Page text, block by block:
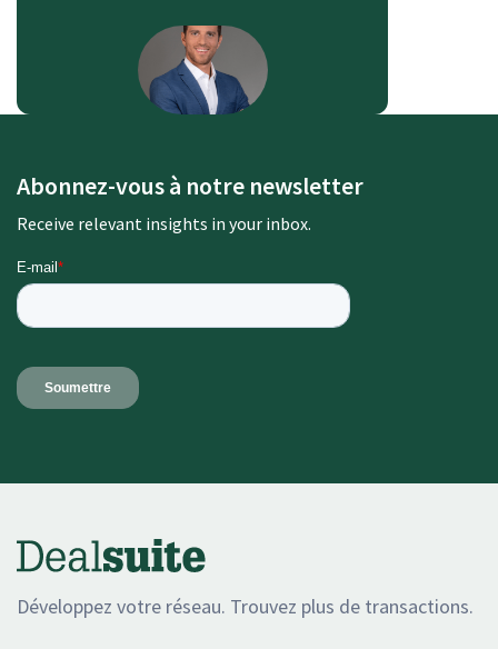
Abonnez-vous à notre newsletter
Receive relevant insights in your inbox.
Développez votre réseau. Trouvez plus de transactions.